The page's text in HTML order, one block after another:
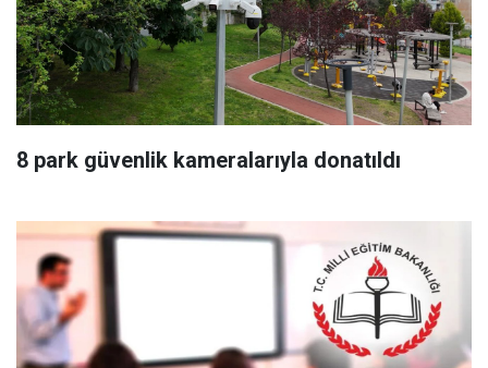
8 park güvenlik kameralarıyla donatıldı